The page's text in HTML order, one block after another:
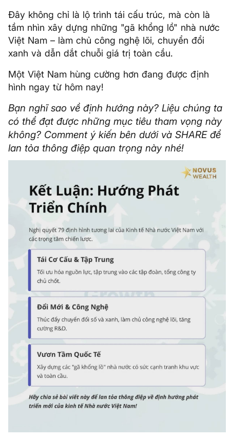
Đây không chỉ là lộ trình tái cấu trúc, mà còn là
tầm nhìn xây dựng những "gã khổng lồ" nhà nước
Việt Nam – làm chủ công nghệ lõi, chuyển đổi
xanh và dẫn dắt chuỗi giá trị toàn cầu.
Một Việt Nam hùng cường hơn đang được định
hình ngay từ hôm nay!
Bạn nghĩ sao về định hướng này? Liệu chúng ta
có thể đạt được những mục tiêu tham vọng này
không? Comment ý kiến bên dưới và SHARE để
lan tỏa thông điệp quan trọng này nhé!